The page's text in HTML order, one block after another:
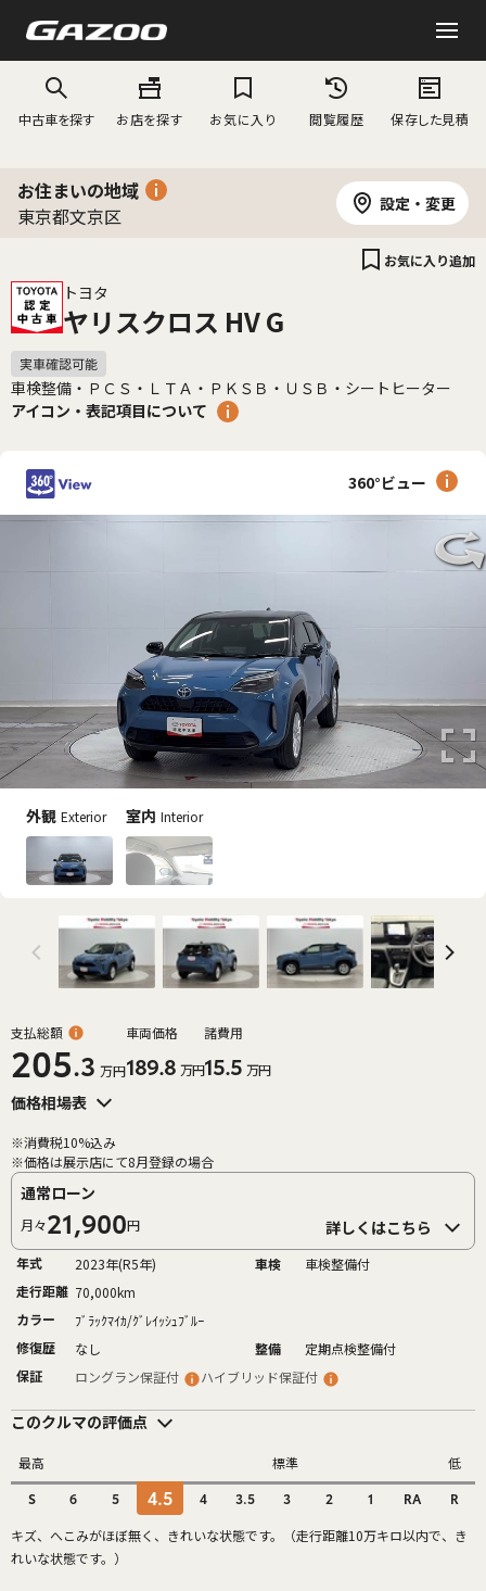
中古車を探す お店を探す お気に入り 閲覧履歴 保存した見積
お住まいの地域
東京都文京区
設定・変更
トヨタ
ヤリスクロス HV G
お気に入り追加
車検整備・ＰＣＳ・ＬＴＡ・ＰＫＳＢ・ＵＳＢ・シートヒーター
アイコン・表記項目について
360°ビュー
外観 Exterior 室内 Interior
支払総額
205.3 万円
車両価格
189.8 万円
諸費用
15.5 万円
価格相場表
※消費税10%込み
※価格は展示店にて8月登録の場合
通常ローン
月々21,900円 詳しくはこちら
年式 2023年(R5年) 車検
車検整備付
走行距離 70,000km
カラー
ﾌﾞﾗｯｸﾏｲｶ/ｸﾞﾚｲｯｼｭﾌﾞﾙｰ
修復歴
なし 整備
定期点検整備付
保証
ロングラン保証付 ハイブリッド保証付
このクルマの評価点
最高 標準 低
S 6 5 4.5 4 3.5 3 2 1 RA R
キズ、へこみがほぼ無く、きれいな状態です。（走行距離10万キロ以内で、き
れいな状態です。）